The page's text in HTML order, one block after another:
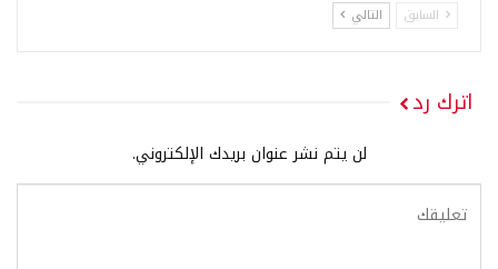
السابق التالي
اترك رد
لن يتم نشر عنوان بريدك الإلكتروني.